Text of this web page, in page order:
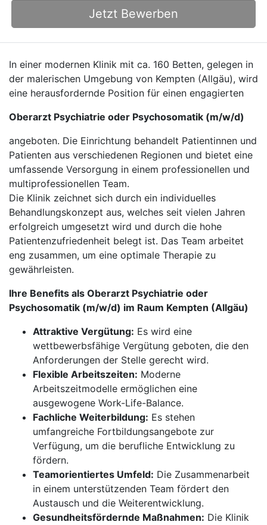
Jetzt Bewerben
In einer modernen Klinik mit ca. 160 Betten, gelegen in
der malerischen Umgebung von Kempten (Allgäu), wird
eine herausfordernde Position für einen engagierten
Oberarzt Psychiatrie oder Psychosomatik (m/w/d)
angeboten. Die Einrichtung behandelt Patientinnen und
Patienten aus verschiedenen Regionen und bietet eine
umfassende Versorgung in einem professionellen und
multiprofessionellen Team.
Die Klinik zeichnet sich durch ein individuelles
Behandlungskonzept aus, welches seit vielen Jahren
erfolgreich umgesetzt wird und durch die hohe
Patientenzufriedenheit belegt ist. Das Team arbeitet
eng zusammen, um eine optimale Therapie zu
gewährleisten.
Ihre Benefits als Oberarzt Psychiatrie oder
Psychosomatik (m/w/d) im Raum Kempten (Allgäu)
Attraktive Vergütung: Es wird eine
wettbewerbsfähige Vergütung geboten, die den
Anforderungen der Stelle gerecht wird.
Flexible Arbeitszeiten: Moderne
Arbeitszeitmodelle ermöglichen eine
ausgewogene Work-Life-Balance.
Fachliche Weiterbildung: Es stehen
umfangreiche Fortbildungsangebote zur
Verfügung, um die berufliche Entwicklung zu
fördern.
Teamorientiertes Umfeld: Die Zusammenarbeit
in einem unterstützenden Team fördert den
Austausch und die Weiterentwicklung.
Gesundheitsfördernde Maßnahmen: Die Klinik